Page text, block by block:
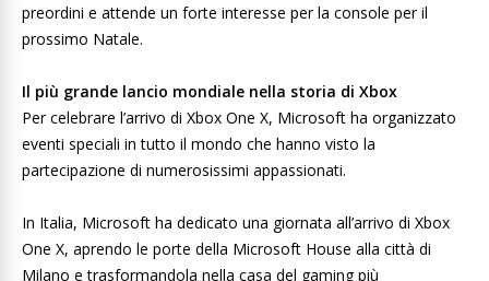
preordini e attende un forte interesse per la console per il
prossimo Natale.
Il più grande lancio mondiale nella storia di Xbox
Per celebrare l’arrivo di Xbox One X, Microsoft ha organizzato
eventi speciali in tutto il mondo che hanno visto la
partecipazione di numerosissimi appassionati.
In Italia, Microsoft ha dedicato una giornata all’arrivo di Xbox
One X, aprendo le porte della Microsoft House alla città di
Milano e trasformandola nella casa del gaming più